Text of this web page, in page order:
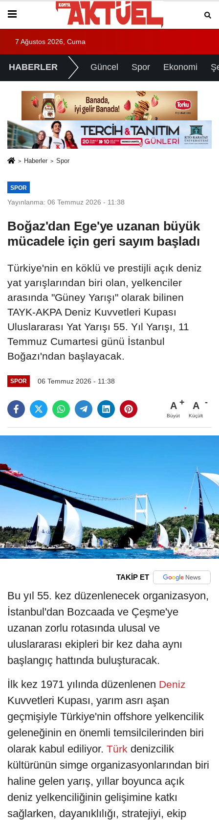
7 Ağustos 2026, Cuma
HABERLER Güncel Spor Ekonomi
Haberler Spor
SPOR
Yayınlanma: 06 Temmuz 2026 - 11:38
Boğaz'dan Ege'ye uzanan büyük
mücadele için geri sayım başladı
Türkiye'nin en köklü ve prestijli açık deniz
yat yarışlarından biri olan, yelkenciler
arasında "Güney Yarışı" olarak bilinen
TAYK-AKPA Deniz Kuvvetleri Kupası
Uluslararası Yat Yarışı 55. Yıl Yarışı, 11
Temmuz Cumartesi günü İstanbul
Boğazı'ndan başlayacak.
SPOR 06 Temmuz 2026 - 11:38
A
Büyüt
A
Küçült
TAKİP ET
Bu yıl 55. kez düzenlenecek organizasyon,
İstanbul'dan Bozcaada ve Çeşme'ye
uzanan zorlu rotasında ulusal ve
uluslararası ekipleri bir kez daha aynı
başlangıç hattında buluşturacak.
İlk kez 1971 yılında düzenlenen Deniz
Kuvvetleri Kupası, yarım asrı aşan
geçmişiyle Türkiye'nin offshore yelkencilik
geleneğinin en önemli temsilcilerinden biri
olarak kabul ediliyor. Türk denizcilik
kültürünün simge organizasyonlarından biri
haline gelen yarış, yıllar boyunca açık
deniz yelkenciliğinin gelişimine katkı
sağlarken, dayanıklılığı, stratejiyi, ekip